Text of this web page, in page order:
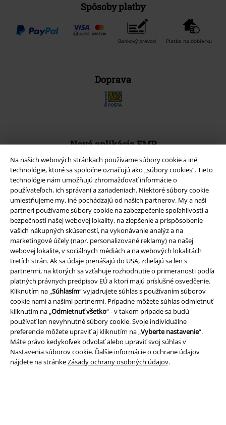
Na našich webových stránkach používame súbory cookie a iné
technológie, ktoré sa spoločne označujú ako „súbory cookies“. Tieto
technológie nám umožňujú zhromažďovať informácie o
používateľoch, ich správaní a zariadeniach. Niektoré súbory cookie
umiestňujeme my, iné pochádzajú od našich partnerov. My a naši
partneri používame súbory cookie na zabezpečenie spoľahlivosti a
bezpečnosti našej webovej lokality, na zlepšenie a prispôsobenie
vašich nákupných skúseností, na vykonávanie analýz a na
marketingové účely (napr. personalizované reklamy) na našej
webovej lokalite, v sociálnych médiách a na webových lokalitách
tretích strán. Ak sa údaje prenášajú do USA, zdieľajú sa len s
partnermi, na ktorých sa vzťahuje rozhodnutie o primeranosti podľa
platných právnych predpisov EÚ a ktorí majú príslušné osvedčenie.
Kliknutím na „ Súhlasím“ vyjadrujete súhlas s používaním súborov
cookie nami a našimi partnermi. Prípadne môžete súhlas odmietnuť
kliknutím na „ Odmietnuť všetko“ - v takom prípade sa budú
používať len nevyhnutné súbory cookie. Svoje individuálne
preferencie môžete upraviť aj kliknutím na „ Vyberte nastavenie“.
Máte právo kedykoľvek odvolať alebo upraviť svoj súhlas v
Nastavenia súborov cookie. Ďalšie informácie o ochrane údajov
nájdete na stránkeZásady ochrany osobných údajov.
Spôsoby platby
Bankový prevod Platba na dobierku
Doprava
Nová aplikácia EMP
Stiahnite si novú EMP aplikáciu zdarma a využite všetky nové
funkcie a výhody!
A Warner Music Group Company